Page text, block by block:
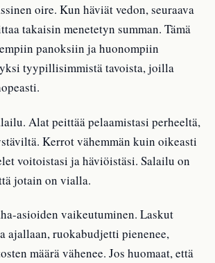
oire. Kun häviät vedon, seuraava
takaisin menetetyn summan. Tämä
panoksiin ja huonompiin
tyypillisimmistä tavoista, joilla
Alat peittää pelaamistasi perheeltä,
Kerrot vähemmän kuin oikeasti
voitoistasi ja häviöistäsi. Salailu on
jotain on vialla.
asioiden vaikeutuminen. Laskut
ajallaan, ruokabudjetti pienenee,
määrä vähenee. Jos huomaat, että